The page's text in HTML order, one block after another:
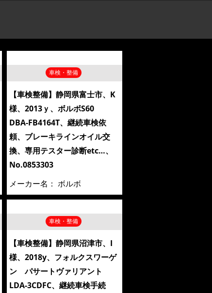
車検・整備
【車検整備】静岡県富士市、K
様、2013ｙ、ボルボS60
DBA-FB4164T、継続車検依
頼、ブレーキラインオイル交
換、専用テスター診断etc…、
No.0853303
メーカー名： ボルボ
車検・整備
【車検整備】静岡県沼津市、I
様、2018y、フォルクスワーゲ
ン パサートヴァリアント
LDA-3CDFC、継続車検手続